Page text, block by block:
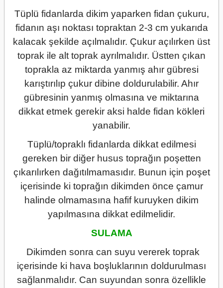
Tüplü fidanlarda dikim yaparken fidan çukuru,
fidanın aşı noktası topraktan 2-3 cm yukarıda
kalacak şekilde açılmalıdır. Çukur açılırken üst
toprak ile alt toprak ayrılmalıdır. Üstten çıkan
toprakla az miktarda yanmış ahır gübresi
karıştırılıp çukur dibine doldurulabilir. Ahır
gübresinin yanmış olmasına ve miktarına
dikkat etmek gerekir aksi halde fidan kökleri
yanabilir.
Tüplü/topraklı fidanlarda dikkat edilmesi
gereken bir diğer husus toprağın poşetten
çıkarılırken dağıtılmamasıdır. Bunun için poşet
içerisinde ki toprağın dikimden önce çamur
halinde olmamasına hafif kuruyken dikim
yapılmasına dikkat edilmelidir.
SULAMA
Dikimden sonra can suyu vererek toprak
içerisinde ki hava boşluklarının doldurulması
sağlanmalıdır. Can suyundan sonra özellikle